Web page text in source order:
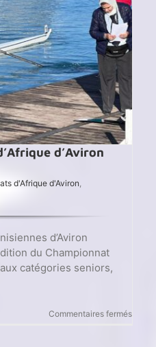
d’Aviron
d'Afrique d'Aviron,
d’Aviron
du Championnat
catégories seniors,
Commentaires ferméssur